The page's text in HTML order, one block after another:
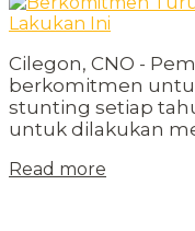
Cilegon, CNO -
berkomitmen
stunting setiap
untuk dilakukan
Read more